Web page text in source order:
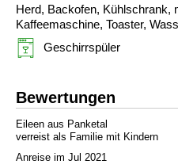
Herd, Backofen, Kühlschrank,
Kaffeemaschine, Toaster,
Geschirrspüler
Bewertungen
Eileen aus Panketal
verreist als Familie mit Kindern
Anreise im Jul 2021